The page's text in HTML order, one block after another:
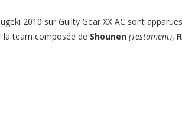
2010 sur Guilty Gear XX AC sont
la team composée de Shounen (Testament),